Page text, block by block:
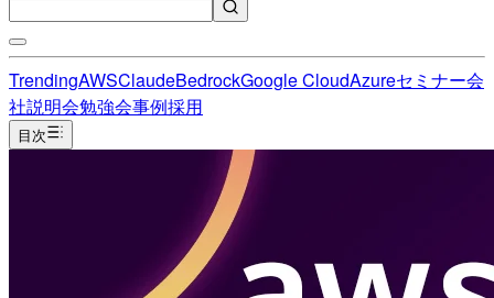
TrendingAWSClaudeBedrockGoogle CloudAzureセミナー会
社説明会勉強会事例採用
目次